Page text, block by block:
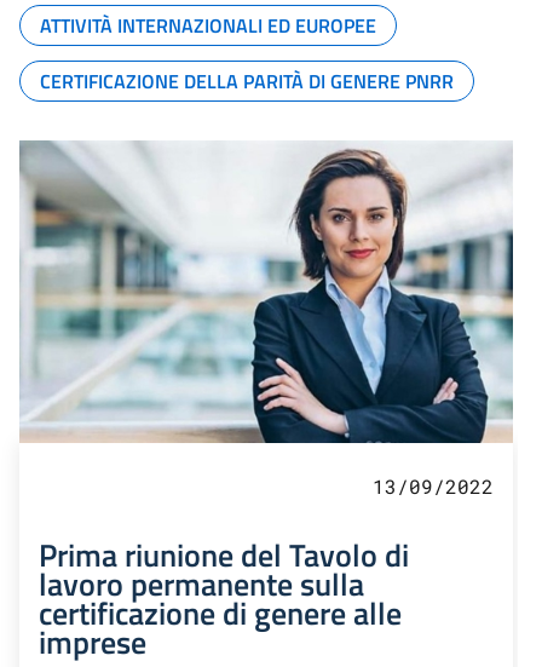
ATTIVITÀ INTERNAZIONALI ED EUROPEE
CERTIFICAZIONE DELLA PARITÀ DI GENERE PNRR
13/09/2022
Prima riunione del Tavolo di
lavoro permanente sulla
certificazione di genere alle
imprese